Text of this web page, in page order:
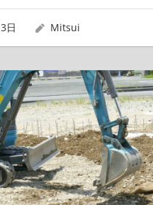
日 Mitsui